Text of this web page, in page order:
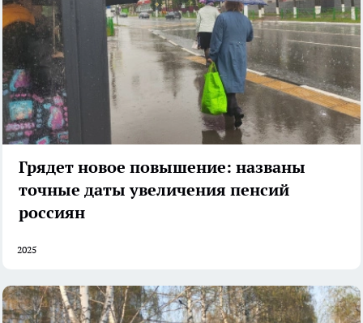
Грядет новое повышение: названы
точные даты увеличения пенсий
россиян
2025